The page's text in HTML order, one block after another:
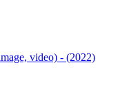
video) - (2022)